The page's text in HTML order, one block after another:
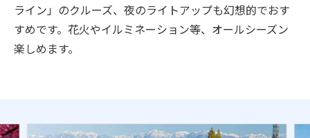
ライン」のクルーズ、夜のライトアップも幻想的でおす
すめです。花火やイルミネーション等、オールシーズン
楽しめます。